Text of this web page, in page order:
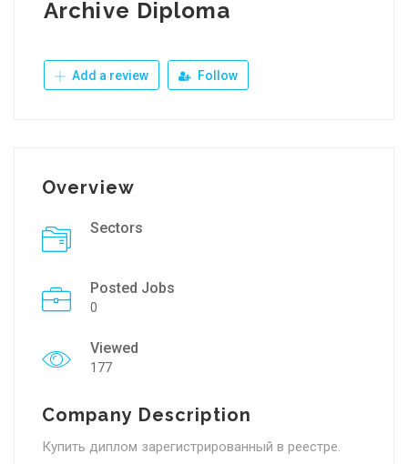
Archive Diploma
Add a review Follow
Overview
Sectors
Posted Jobs
0
Viewed
177
Company Description
Купить диплом зарегистрированный в реестре.